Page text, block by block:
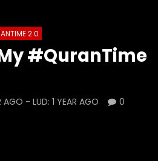
4 DAYS AGO
Episod 1331 My
2 DAYS AGO
2.0
#QuranTime
AGO - LUD: 1 YEAR AGO
0